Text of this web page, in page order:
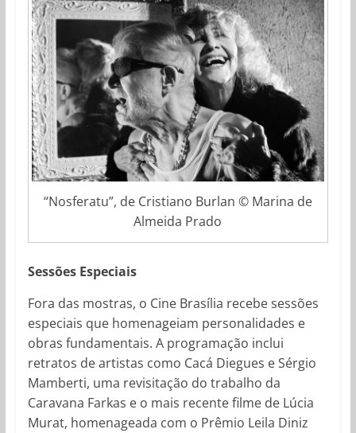
“Nosferatu”, de Cristiano Burlan © Marina de
Almeida Prado
Sessões Especiais
Fora das mostras, o Cine Brasília recebe sessões
especiais que homenageiam personalidades e
obras fundamentais. A programação inclui
retratos de artistas como Cacá Diegues e Sérgio
Mamberti, uma revisitação do trabalho da
Caravana Farkas e o mais recente filme de Lúcia
Murat, homenageada com o Prêmio Leila Diniz